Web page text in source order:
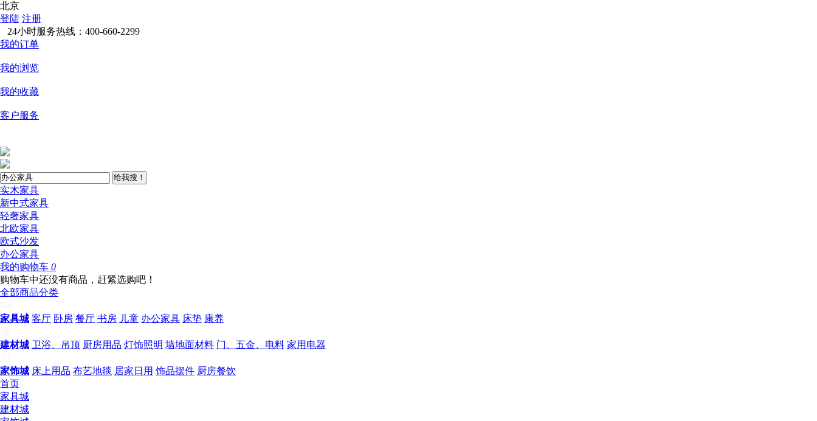
北京
登陆 注册
24小时服务热线：400-660-2299
我的订单
我的浏览
我的收藏
客户服务
给我搜！
实木家具
新中式家具
轻奢家具
北欧家具
欧式沙发
办公家具
我的购物车 0
购物车中还没有商品，赶紧选购吧！
全部商品分类
家具城 客厅 卧房 餐厅 书房 儿童 办公家具 床垫 康养
建材城 卫浴、吊顶 厨房用品 灯饰照明 墙地面材料 门、五金、电料 家用电器
家饰城 床上用品 布艺地毯 居家日用 饰品摆件 厨房餐饮
首页
家具城
建材城